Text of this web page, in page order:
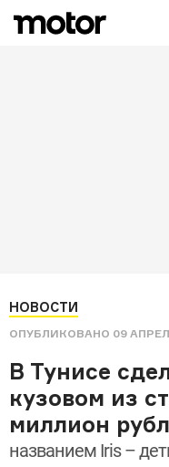
НОВОСТИ
ОПУБЛИКОВАНО 09
В Тунисе
кузовом из
миллион
названием Iris –